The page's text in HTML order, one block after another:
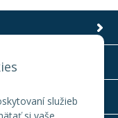
služieb